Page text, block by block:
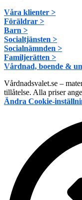
Våra klienter >
Föräldrar >
Barn >
Socialtjänsten >
Socialnämnden >
Familjerätten >
Vårdnad, boende &
Vårdnadsvalet.se –
tillåtelse. Alla priser
Ändra Cookie-